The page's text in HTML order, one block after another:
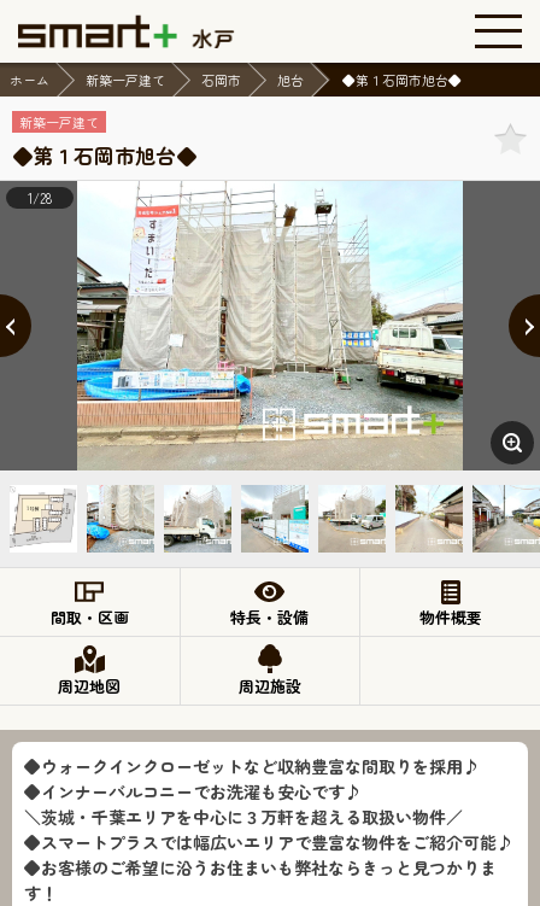
ホーム 新築一戸建て 石岡市 旭台 ◆第１石岡市旭台◆
新築一戸建て
◆第１石岡市旭台◆
1/28
間取・区画 特長・設備 物件概要
周辺地図 周辺施設
◆ウォークインクローゼットなど収納豊富な間取りを採用♪
◆インナーバルコニーでお洗濯も安心です♪
＼茨城・千葉エリアを中心に３万軒を超える取扱い物件／
◆スマートプラスでは幅広いエリアで豊富な物件をご紹介可能♪
◆お客様のご希望に沿うお住まいも弊社ならきっと見つかりま
す！